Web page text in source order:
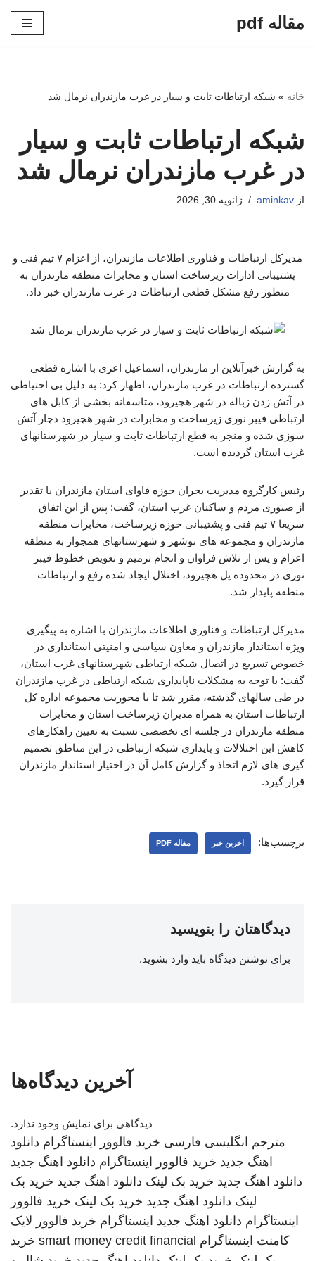
مقاله pdf
خانه » شبکه ارتباطات ثابت و سیار در غرب مازندران نرمال شد
شبکه ارتباطات ثابت و سیار
در غرب مازندران نرمال شد
از aminkav ژانویه 30, 2026
مدیرکل ارتباطات و فناوری اطلاعات مازندران، از اعزام ۷ تیم فنی و
پشتیبانی ادارات زیرساخت استان و مخابرات منطقه مازندران به
منظور رفع مشکل قطعی ارتباطات در غرب مازندران خبر داد.
به گزارش خبرآنلاین از مازندران، اسماعیل اعزی با اشاره قطعی
گسترده ارتباطات در غرب مازندران، اظهار کرد: به دلیل بی احتیاطی
در آتش زدن زباله در شهر هچیرود، متاسفانه بخشی از کابل های
ارتباطی فیبر نوری زیرساخت و مخابرات در شهر هچیرود دچار آتش
سوزی شده و منجر به قطع ارتباطات ثابت و سیار در شهرستانهای
غرب استان گردیده است.
رئیس کارگروه مدیریت بحران حوزه فاوای استان مازندران با تقدیر
از صبوری مردم و ساکنان غرب استان، گفت: پس از این اتفاق
سریعا ۷ تیم فنی و پشتیبانی حوزه زیرساخت، مخابرات منطقه
مازندران و مجموعه های نوشهر و شهرستانهای همجوار به منطقه
اعزام و پس از تلاش فراوان و انجام ترمیم و تعویض خطوط فیبر
نوری در محدوده پل هچیرود، اختلال ایجاد شده رفع و ارتباطات
منطقه پایدار شد.
مدیرکل ارتباطات و فناوری اطلاعات مازندران با اشاره به پیگیری
ویژه استاندار مازندران و معاون سیاسی و امنیتی استانداری در
خصوص تسریع در اتصال شبکه ارتباطی شهرستانهای غرب استان،
گفت: با توجه به مشکلات ناپایداری شبکه ارتباطی در غرب مازندران
در طی سالهای گذشته، مقرر شد تا با محوریت مجموعه اداره کل
ارتباطات استان به همراه مدیران زیرساخت استان و مخابرات
منطقه مازندران در جلسه ای تخصصی نسبت به تعیین راهکارهای
کاهش این اختلالات و پایداری شبکه ارتباطی در این مناطق تصمیم
گیری های لازم اتخاذ و گزارش کامل آن در اختیار استاندار مازندران
قرار گیرد.
برچسب‌ها: اخرین خبر مقاله PDF
دیدگاهتان را بنویسید
برای نوشتن دیدگاه باید وارد بشوید.
آخرین دیدگاه‌ها
دیدگاهی برای نمایش وجود ندارد.
مترجم انگلیسی فارسی خرید فالوور اینستاگرام دانلود
اهنگ جدید خرید فالوور اینستاگرام دانلود اهنگ جدید
دانلود اهنگ جدید خرید بک لینک دانلود اهنگ جدید خرید بک
لینک دانلود اهنگ جدید خرید بک لینک خرید فالوور
اینستاگرام دانلود اهنگ جدید اینستاگرام خرید فالوور لایک
کامنت اینستاگرام smart money credit financial خرید